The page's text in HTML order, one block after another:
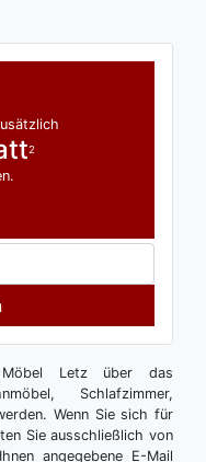
2
Letz über das
Schlafzimmer,
Wenn Sie sich für
Sie ausschließlich von
angegebene E-Mail